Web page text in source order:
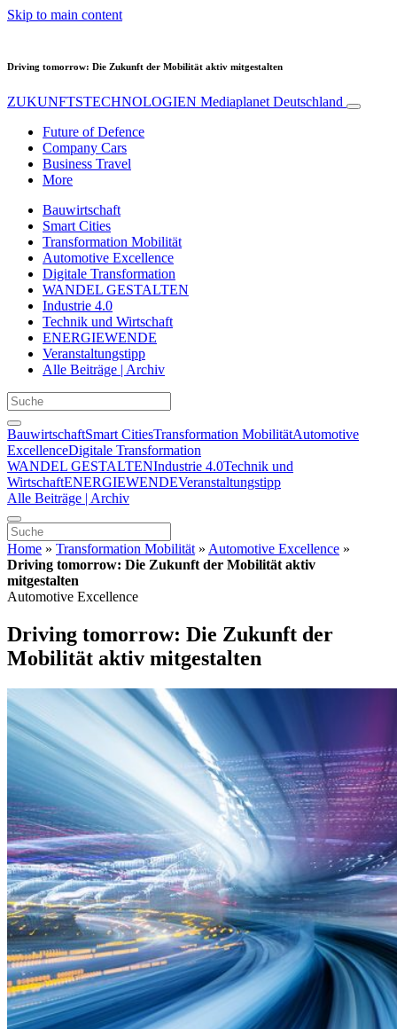
Skip to main content
Driving tomorrow: Die Zukunft der Mobilität aktiv mitgestalten
ZUKUNFTSTECHNOLOGIEN Mediaplanet Deutschland
Future of Defence
Company Cars
Business Travel
More
Bauwirtschaft
Smart Cities
Transformation Mobilität
Automotive Excellence
Digitale Transformation
WANDEL GESTALTEN
Industrie 4.0
Technik und Wirtschaft
ENERGIEWENDE
Veranstaltungstipp
Alle Beiträge | Archiv
BauwirtschaftSmart CitiesTransformation MobilitätAutomotive
ExcellenceDigitale Transformation
WANDEL GESTALTENIndustrie 4.0Technik und
WirtschaftENERGIEWENDEVeranstaltungstipp
Alle Beiträge | Archiv
Home » Transformation Mobilität » Automotive Excellence »
Driving tomorrow: Die Zukunft der Mobilität aktiv
mitgestalten
Automotive Excellence
Driving tomorrow: Die Zukunft der
Mobilität aktiv mitgestalten